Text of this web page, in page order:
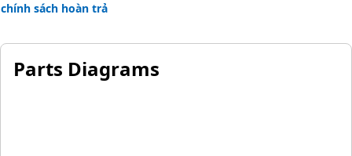
chính sách hoàn trả
Parts Diagrams